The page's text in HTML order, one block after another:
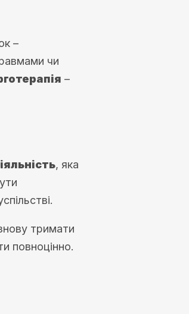
–
чи
–
, яка
тримати
повноцінно.